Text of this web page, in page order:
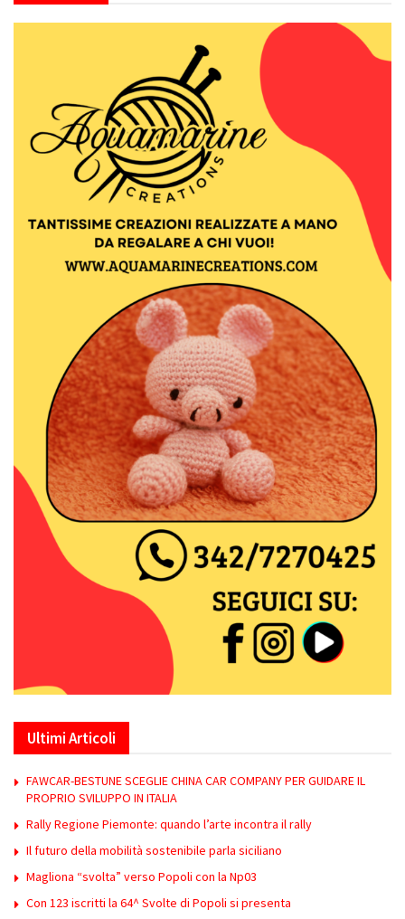
Ultimi Articoli
FAWCAR-BESTUNE SCEGLIE CHINA CAR COMPANY PER GUIDARE IL
PROPRIO SVILUPPO IN ITALIA
Rally Regione Piemonte: quando l’arte incontra il rally
Il futuro della mobilità sostenibile parla siciliano
Magliona “svolta” verso Popoli con la Np03
Con 123 iscritti la 64^ Svolte di Popoli si presenta